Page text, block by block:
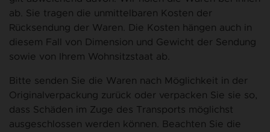
ab. Sie tragen die unmittelbaren Kosten der
Rücksendung der Waren. Die Kosten hängen auch in
diesem Fall von Dimension und Gewicht der Sendung
sowie von Ihrem Wohnsitzstaat ab.
Bitte senden Sie die Waren nach Möglichkeit in der
Originalverpackung zurück oder verpacken Sie sie so,
dass Schäden im Zuge des Transports möglichst
ausgeschlossen werden können. Beachten Sie die